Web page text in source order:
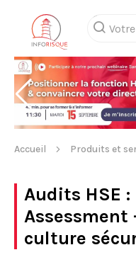
Accueil Produits et
Audits HSE
Assessment
culture